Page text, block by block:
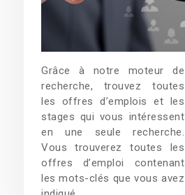
Grâce à notre moteur de
recherche, trouvez toutes
les offres d’emplois et les
stages qui vous intéressent
en une seule recherche.
Vous trouverez toutes les
offres d’emploi contenant
les mots-clés que vous avez